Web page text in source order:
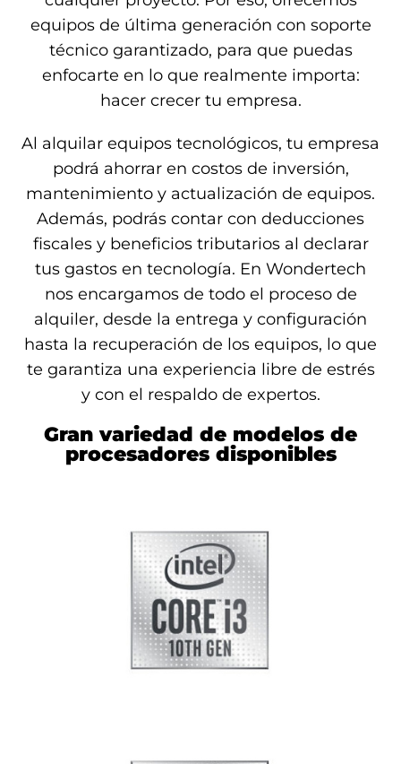
equipos de última generación con soporte
técnico garantizado, para que puedas
enfocarte en lo que realmente importa:
hacer crecer tu empresa.
Al alquilar equipos tecnológicos, tu empresa
podrá ahorrar en costos de inversión,
mantenimiento y actualización de equipos.
Además, podrás contar con deducciones
fiscales y beneficios tributarios al declarar
tus gastos en tecnología. En Wondertech
nos encargamos de todo el proceso de
alquiler, desde la entrega y configuración
hasta la recuperación de los equipos, lo que
te garantiza una experiencia libre de estrés
y con el respaldo de expertos.
Gran variedad de modelos de
procesadores disponibles